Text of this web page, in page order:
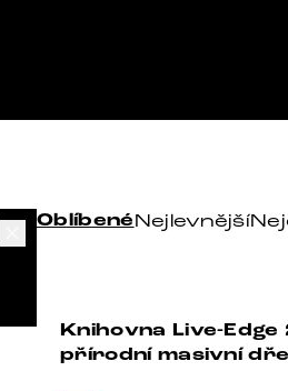
OblíbenéNejlevnější
Bestseller
Knihovna Live-
přírodní masivní